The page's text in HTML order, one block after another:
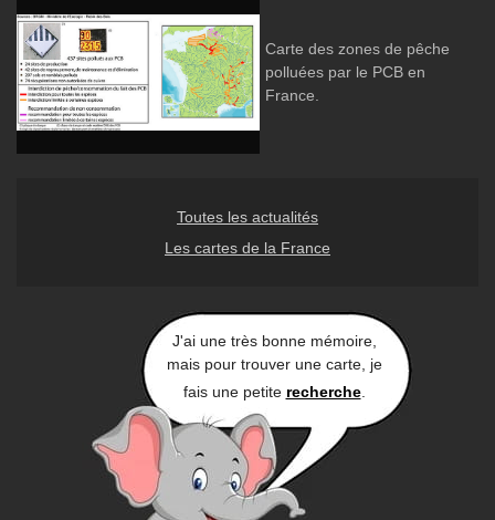
Carte des zones de pêche
polluées par le PCB en
France.
Toutes les actualités
Les cartes de la France
J'ai une très bonne mémoire,
mais pour trouver une carte, je
fais une petite recherche.